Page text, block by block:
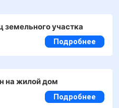
земельного участка
Подробнее
на жилой дом
Подробнее